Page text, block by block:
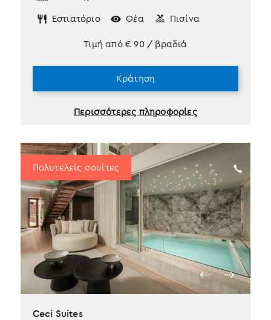
Εστιατόριο
Θέα Πισίνα
Περισσότερες πληροφορίες
Τιμή από € 90 / βραδιά
Κράτηση
Πολυτελείς σουίτες
Ceci Suites